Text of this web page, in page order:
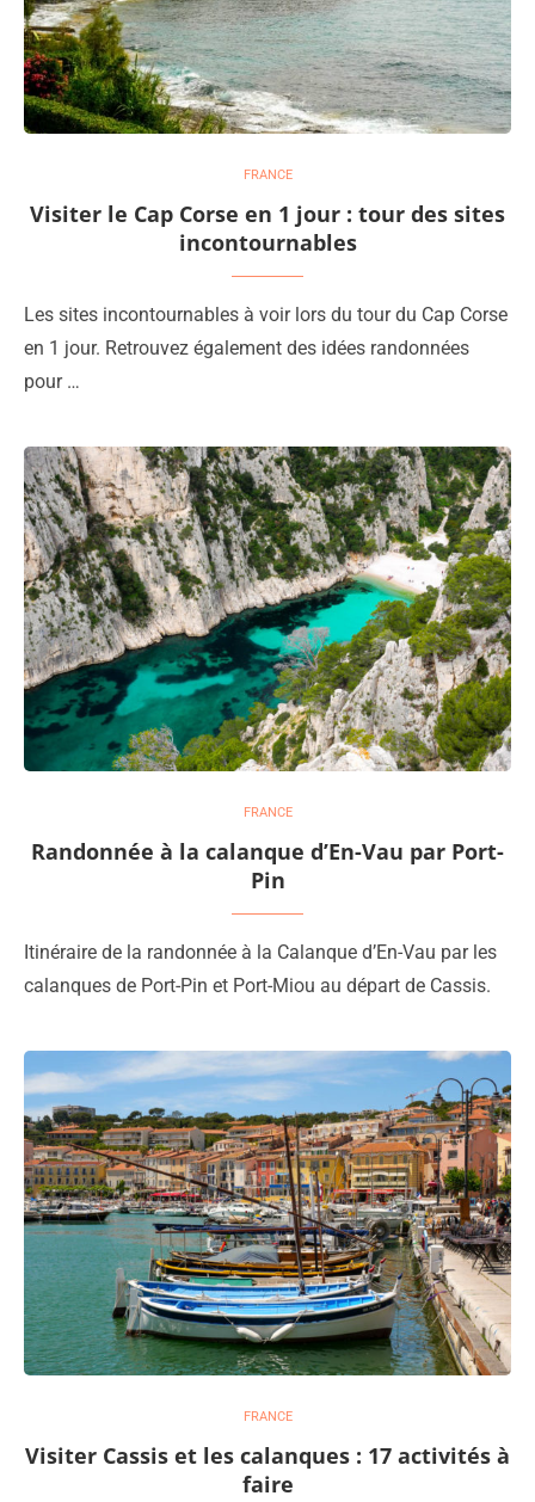
FRANCE
Visiter le Cap Corse en 1 jour : tour des sites
incontournables
Les sites incontournables à voir lors du tour du Cap Corse
en 1 jour. Retrouvez également des idées randonnées
pour …
FRANCE
Randonnée à la calanque d’En-Vau par Port-
Pin
Itinéraire de la randonnée à la Calanque d’En-Vau par les
calanques de Port-Pin et Port-Miou au départ de Cassis.
FRANCE
Visiter Cassis et les calanques : 17 activités à
faire